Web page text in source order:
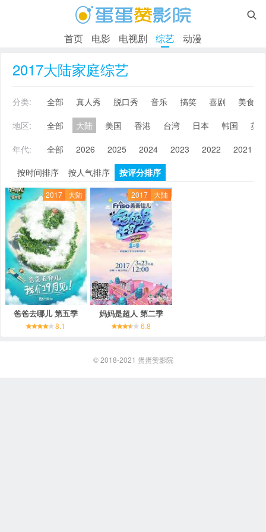

首页 电影 电视剧 综艺 动漫
2017大陆家庭综艺
分类: 全部 真人秀 脱口秀 音乐 搞笑 喜剧
美食
地区:
全部 大陆 美国 香港 台湾 日本 韩国
英
年代:
全部 2026 2025 2024 2023 2022 2021
按时间排序
按人气排序 按评分排序
2017 大陆
爸爸去哪儿 第五季
8.1
2017 大陆
妈妈是超人 第二季
6.8
© 2018-2021 蛋蛋赞影院